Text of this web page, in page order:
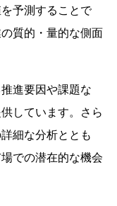
予測することで
質的・量的な側面
進要因や課題な
しています。さら
細な分析ととも
での潜在的な機会